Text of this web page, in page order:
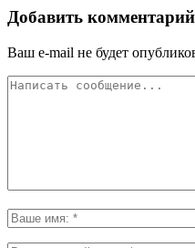
Добавить комментарий
Ваш e-mail не будет